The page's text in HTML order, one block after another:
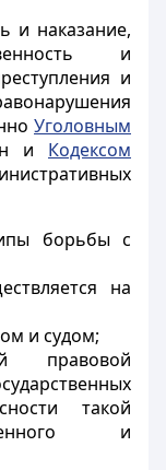
и наказание,
и
и
Уголовным
и Кодексом
борьбы с
на
и судом;
правовой
такой
и